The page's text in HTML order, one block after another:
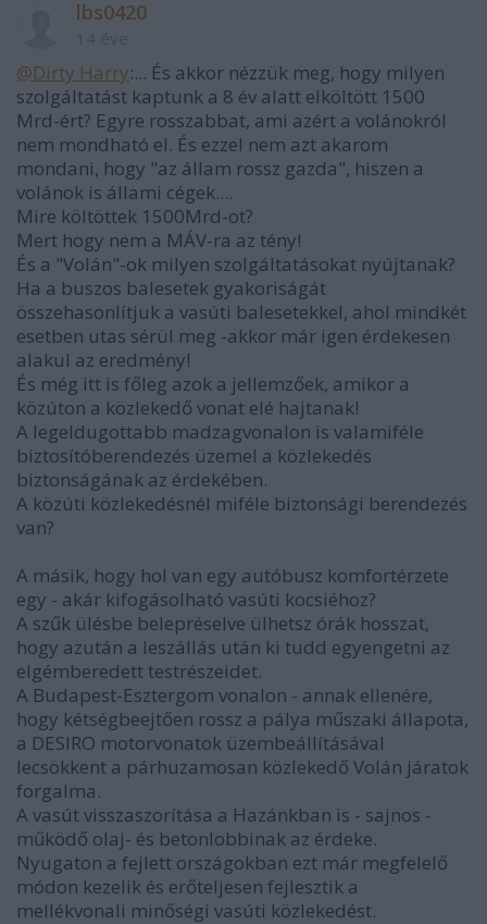
lbs0420
@Dirty Harry:... És akkor nézzük meg, hogy milyen
szolgáltatást kaptunk a 8 év alatt elköltött 1500
Mrd-ért? Egyre rosszabbat, ami azért a volánokról
nem mondható el. És ezzel nem azt akarom
mondani, hogy "az állam rossz gazda", hiszen a
volánok is állami cégek....
Mire költöttek 1500Mrd-ot?
Mert hogy nem a MÁV-ra az tény!
És a "Volán"-ok milyen szolgáltatásokat nyújtanak?
Ha a buszos balesetek gyakoriságát
összehasonlítjuk a vasúti balesetekkel, ahol mindkét
esetben utas sérül meg -akkor már igen érdekesen
alakul az eredmény!
És még itt is főleg azok a jellemzőek, amikor a
közúton a közlekedő vonat elé hajtanak!
A legeldugottabb madzagvonalon is valamiféle
biztosítóberendezés üzemel a közlekedés
biztonságának az érdekében.
A közúti közlekedésnél miféle biztonsági berendezés
van?
A másik, hogy hol van egy autóbusz komfortérzete
egy - akár kifogásolható vasúti kocsiéhoz?
A szűk ülésbe belepréselve ülhetsz órák hosszat,
hogy azután a leszállás után ki tudd egyengetni az
elgémberedett testrészeidet.
A Budapest-Esztergom vonalon - annak ellenére,
hogy kétségbeejtően rossz a pálya műszaki állapota,
a DESIRO motorvonatok üzembeállításával
lecsökkent a párhuzamosan közlekedő Volán járatok
forgalma.
A vasút visszaszorítása a Hazánkban is - sajnos -
működő olaj- és betonlobbinak az érdeke.
Nyugaton a fejlett országokban ezt már megfelelő
módon kezelik és erőteljesen fejlesztik a
mellékvonali minőségi vasúti közlekedést.